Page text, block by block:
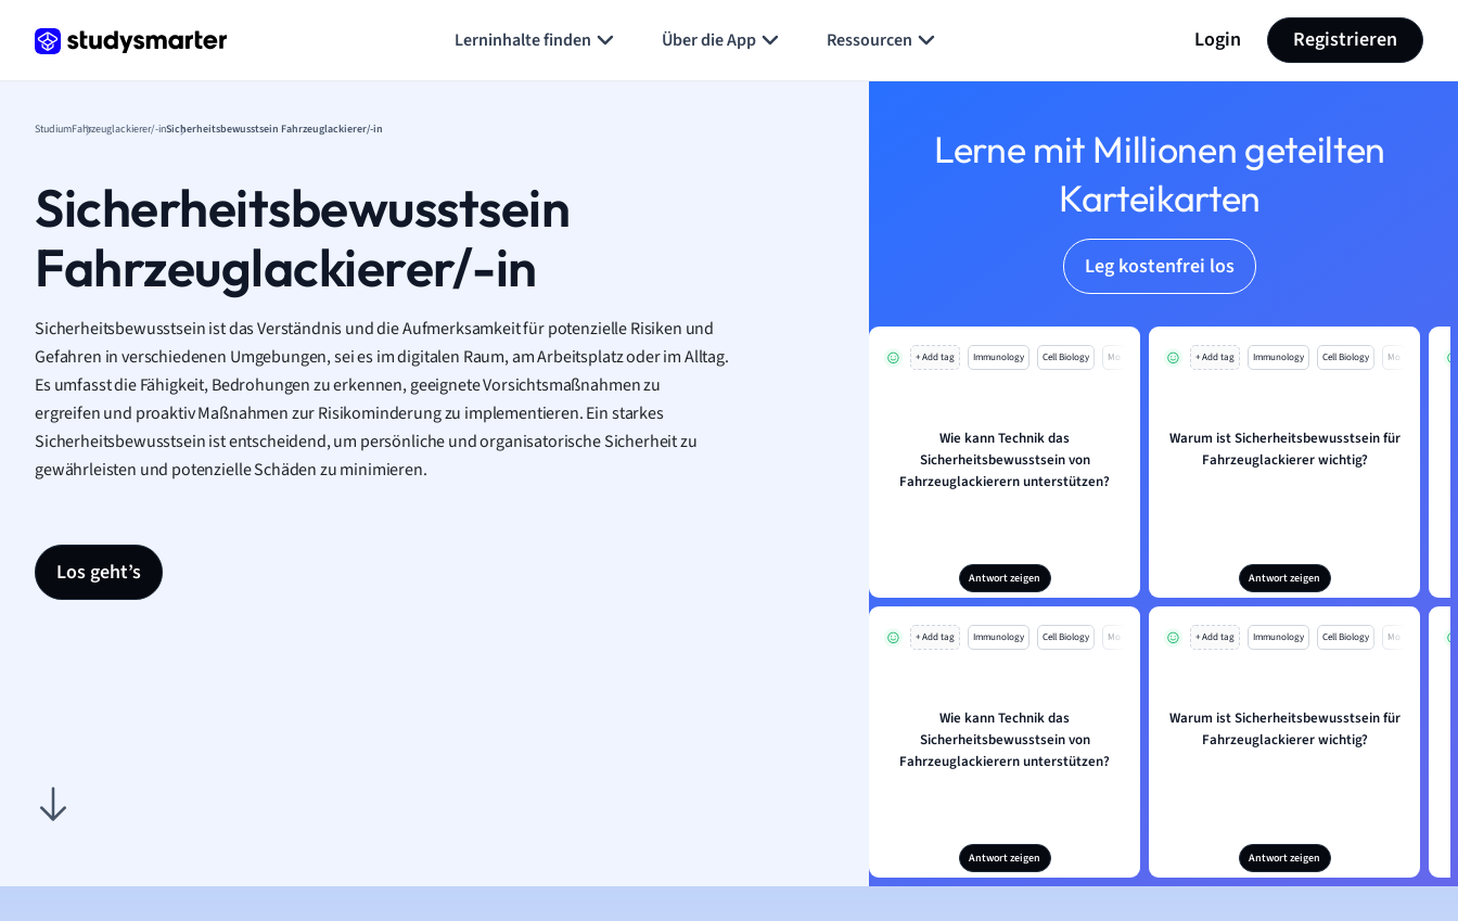
Lerninhalte finden Über die App Ressourcen Login Registrieren
StudiumFahrzeuglackierer/-inSicherheitsbewusstsein Fahrzeuglackierer/-in
Sicherheitsbewusstsein
Fahrzeuglackierer/-in
Sicherheitsbewusstsein ist das Verständnis und die Aufmerksamkeit für potenzielle Risiken und
Gefahren in verschiedenen Umgebungen, sei es im digitalen Raum, am Arbeitsplatz oder im Alltag.
Es umfasst die Fähigkeit, Bedrohungen zu erkennen, geeignete Vorsichtsmaßnahmen zu
ergreifen und proaktiv Maßnahmen zur Risikominderung zu implementieren. Ein starkes
Sicherheitsbewusstsein ist entscheidend, um persönliche und organisatorische Sicherheit zu
gewährleisten und potenzielle Schäden zu minimieren.
Los geht’s
Lerne mit Millionen geteilten
Karteikarten
Leg kostenfrei los
+ Add tag Immunology Cell Biology Mo
Wie kann Technik das
Sicherheitsbewusstsein von
Fahrzeuglackierern unterstützen?
Antwort zeigen
+ Add tag Immunology Cell Biology Mo
Warum ist Sicherheitsbewusstsein für
Fahrzeuglackierer wichtig?
Antwort zeigen
+ Add tag Immunology Cell Biology Mo
Wie kann Technik das
Sicherheitsbewusstsein von
Fahrzeuglackierern unterstützen?
Antwort zeigen
+ Add tag Immunology Cell Biology Mo
Warum ist Sicherheitsbewusstsein für
Fahrzeuglackierer wichtig?
Antwort zeigen